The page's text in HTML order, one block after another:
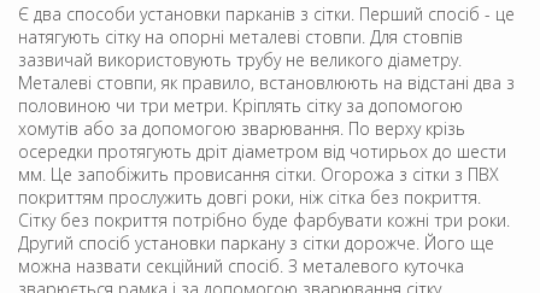
Є два способи установки парканів з сітки. Перший спосіб - це
натягують сітку на опорні металеві стовпи. Для стовпів
зазвичай використовують трубу не великого діаметру.
Металеві стовпи, як правило, встановлюють на відстані два з
половиною чи три метри. Кріплять сітку за допомогою
хомутів або за допомогою зварювання. По верху крізь
осередки протягують дріт діаметром від чотирьох до шести
мм. Це запобіжить провисання сітки. Огорожа з сітки з ПВХ
покриттям прослужить довгі роки, ніж сітка без покриття.
Сітку без покриття потрібно буде фарбувати кожні три роки.
Другий спосіб установки паркану з сітки дорожче. Його ще
можна назвати секційний спосіб. З металевого куточка
зварюється рамка і за допомогою зварювання сітку